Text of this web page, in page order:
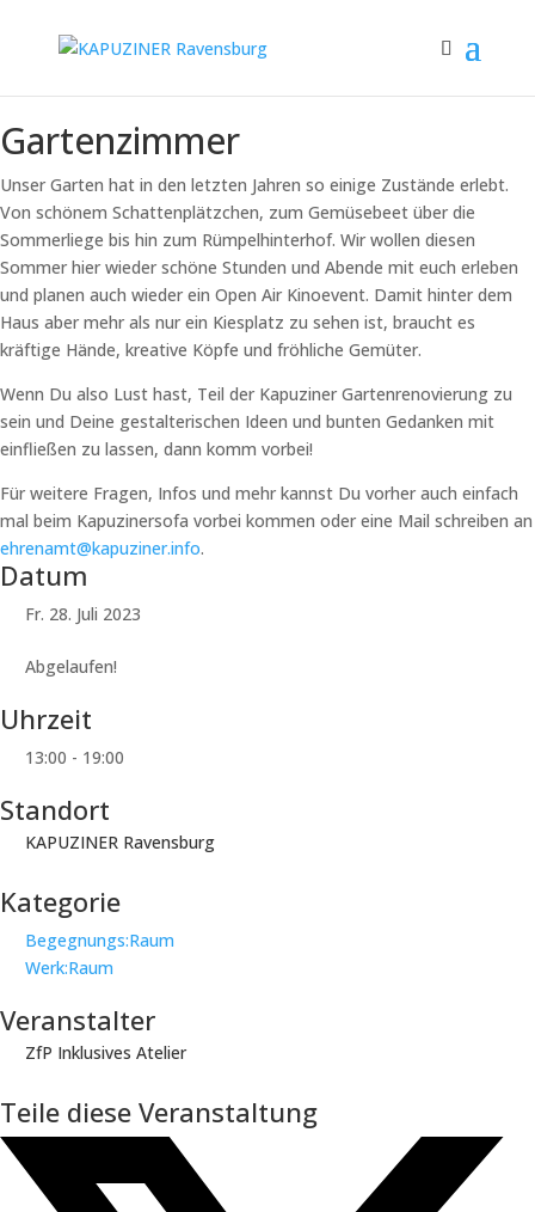
Gartenzimmer
Unser Garten hat in den letzten Jahren so einige Zustände erlebt.
Von schönem Schattenplätzchen, zum Gemüsebeet über die
Sommerliege bis hin zum Rümpelhinterhof. Wir wollen diesen
Sommer hier wieder schöne Stunden und Abende mit euch erleben
und planen auch wieder ein Open Air Kinoevent. Damit hinter dem
Haus aber mehr als nur ein Kiesplatz zu sehen ist, braucht es
kräftige Hände, kreative Köpfe und fröhliche Gemüter.
Wenn Du also Lust hast, Teil der Kapuziner Gartenrenovierung zu
sein und Deine gestalterischen Ideen und bunten Gedanken mit
einfließen zu lassen, dann komm vorbei!
Für weitere Fragen, Infos und mehr kannst Du vorher auch einfach
mal beim Kapuzinersofa vorbei kommen oder eine Mail schreiben an
ehrenamt@kapuziner.info.
Datum
Fr. 28. Juli 2023
Abgelaufen!
Uhrzeit
13:00 - 19:00
Standort
KAPUZINER Ravensburg
Kategorie
Begegnungs:Raum
Werk:Raum
Veranstalter
ZfP Inklusives Atelier
Teile diese Veranstaltung